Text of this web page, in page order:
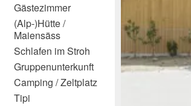
Gästezimmer
(Alp-)Hütte /
Maiensäss
Schlafen im Stroh
Gruppenunterkunft
Camping / Zeltplatz
Tipi